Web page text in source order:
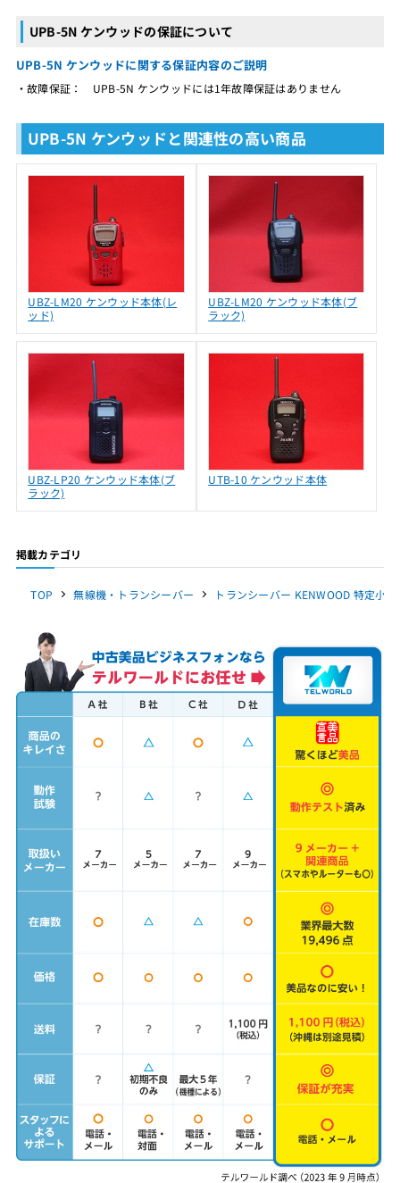
UPB-5N ケンウッドの保証について
UPB-5N ケンウッドに関する保証内容のご説明
・故障保証： UPB-5N ケンウッドには1年故障保証はありません
UPB-5N ケンウッドと関連性の高い商品
UBZ-LM20 ケンウッド本体(レ
ッド)
UBZ-LM20 ケンウッド本体(ブ
ラック)
UBZ-LP20 ケンウッド本体(ブ
ラック)
UTB-10 ケンウッド本体
掲載カテゴリ
TOP 無線機・トランシーバー トランシーバー KENWOOD 特定小